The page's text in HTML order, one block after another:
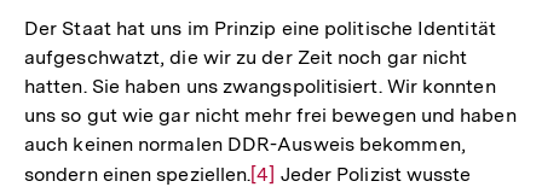
Der Staat hat uns im Prinzip eine politische Identität
aufgeschwatzt, die wir zu der Zeit noch gar nicht
hatten. Sie haben uns zwangspolitisiert. Wir konnten
uns so gut wie gar nicht mehr frei bewegen und haben
auch keinen normalen DDR-Ausweis bekommen,
sondern einen speziellen.Zur
[4] Jeder Polizist wusste